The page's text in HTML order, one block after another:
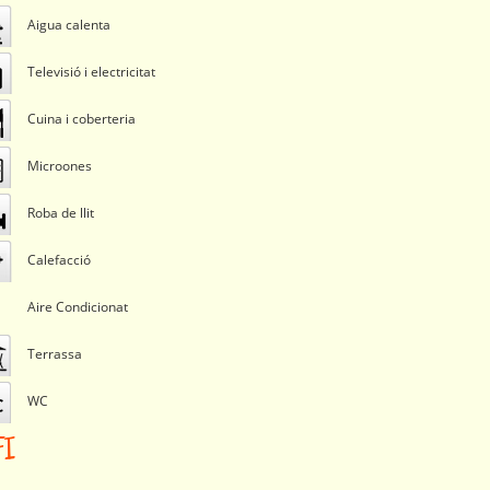
Aigua calenta
Televisió i electricitat
Cuina i coberteria
Microones
Roba de llit
Calefacció
Aire Condicionat
Terrassa
WC